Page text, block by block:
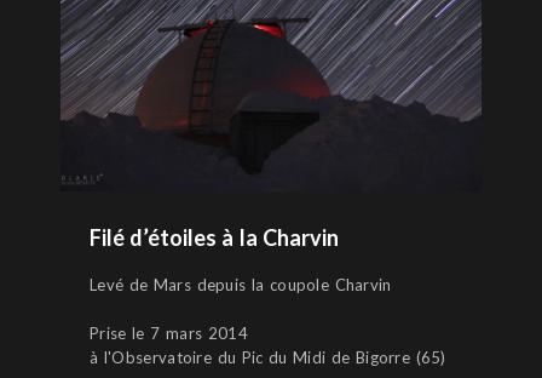
Filé d’étoiles à la Charvin
Levé de Mars depuis la coupole Charvin
Prise le 7 mars 2014
à l'Observatoire du Pic du Midi de Bigorre (65)